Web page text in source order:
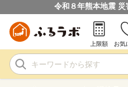
令和８年熊本地震
上限額 お気